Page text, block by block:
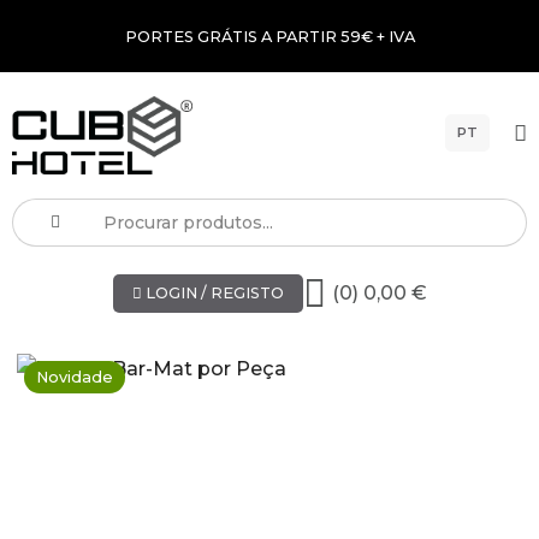
PORTES GRÁTIS A PARTIR 59€ + IVA
PT
LOGIN / REGISTO (0) 0,00 €
Novidade